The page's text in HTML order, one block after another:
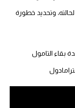
وتحديد خطورة
بقاء التامول